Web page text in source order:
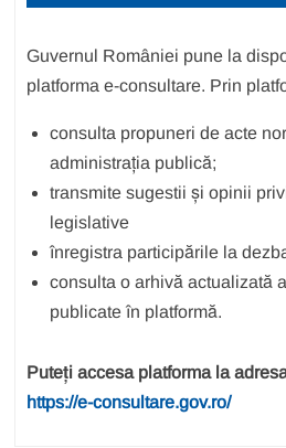
Guvernul României pune la
platforma e-consultare. Prin
consulta propuneri de acte
administrația publică;
transmite sugestii și opinii
legislative
înregistra participările la
consulta o arhivă actualizată
publicate în platformă.
Puteți accesa platforma la
https://e-consultare.gov.ro/